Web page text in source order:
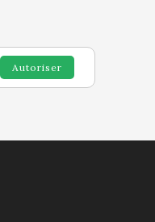
Autoriser